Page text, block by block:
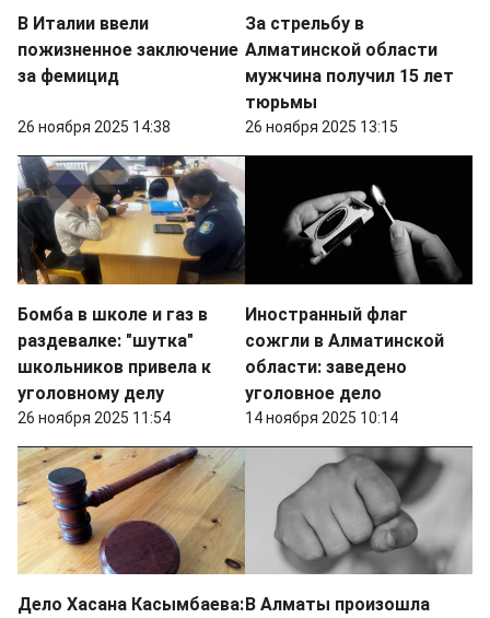
В Италии ввели
пожизненное заключение
за фемицид
26 ноября 2025 14:38
За стрельбу в
Алматинской области
мужчина получил 15 лет
тюрьмы
26 ноября 2025 13:15
Бомба в школе и газ в
раздевалке: "шутка"
школьников привела к
уголовному делу
26 ноября 2025 11:54
Иностранный флаг
сожгли в Алматинской
области: заведено
уголовное дело
14 ноября 2025 10:14
Дело Хасана Касымбаева: В Алматы произошла